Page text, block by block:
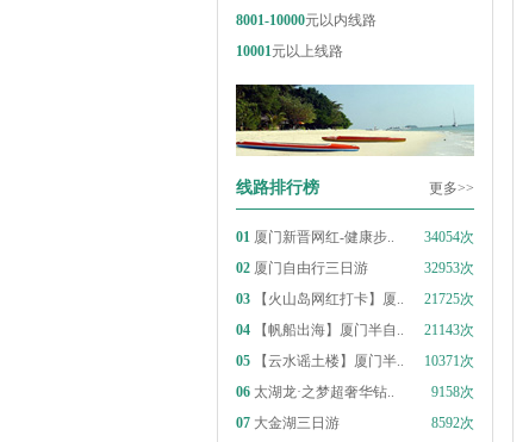
8001-10000元以内线路
10001元以上线路
线路排行榜 更多>>
01 厦门新晋网红-健康步..
34054次
02 厦门自由行三日游
32953次
03 【火山岛网红打卡】厦..
21725次
04 【帆船出海】厦门半自..
21143次
05 【云水谣土楼】厦门半..
10371次
06 太湖龙·之梦超奢华钻..
9158次
07 大金湖三日游
8592次